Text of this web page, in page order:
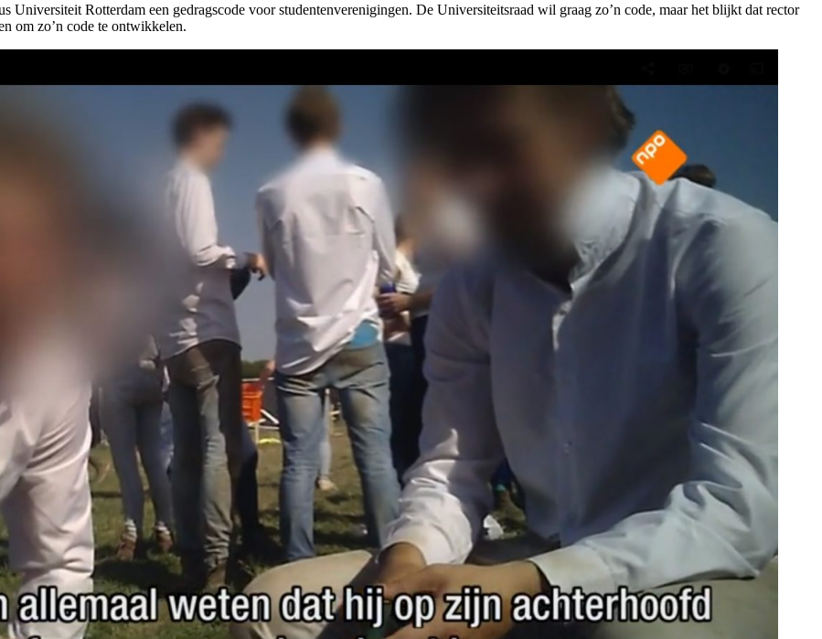
Universiteit Rotterdam een gedragscode voor studentenverenigingen. De Universiteitsraad wil graag zo’n code, maar het blijkt dat rector
om zo’n code te ontwikkelen.